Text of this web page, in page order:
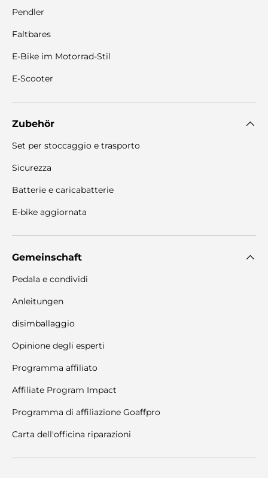
Pendler
Faltbares
E-Bike im Motorrad-Stil
E-Scooter
Zubehör
Set per stoccaggio e trasporto
Sicurezza
Batterie e caricabatterie
E-bike aggiornata
Gemeinschaft
Pedala e condividi
Anleitungen
disimballaggio
Opinione degli esperti
Programma affiliato
Affiliate Program Impact
Programma di affiliazione Goaffpro
Carta dell'officina riparazioni